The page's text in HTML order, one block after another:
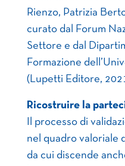
Rienzo, Patrizia
curato dal Forum
Settore e dal
Formazione
(Lupetti Editore,
Ricostruire la
Il processo di
nel quadro valoriale
da cui discende